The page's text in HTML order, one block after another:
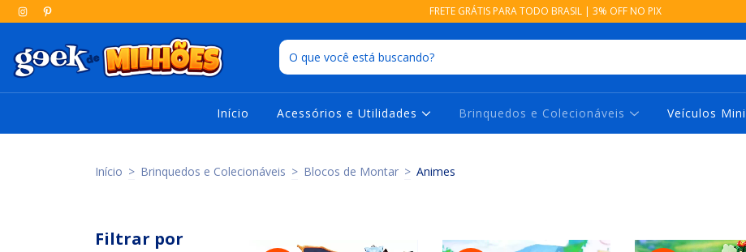
FRETE GRÁTIS PARA TODO BRASIL | 3% OFF NO PIX
Início Acessórios e Utilidades Brinquedos e Colecionáveis Veículos
Início > Brinquedos e Colecionáveis > Blocos de Montar > Animes
Filtrar por